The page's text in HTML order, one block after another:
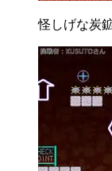
怪しげな炭